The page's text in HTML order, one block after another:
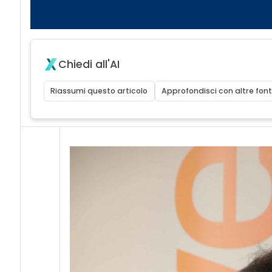
Chiedi all'AI
Riassumi questo articolo Approfondisci con altre